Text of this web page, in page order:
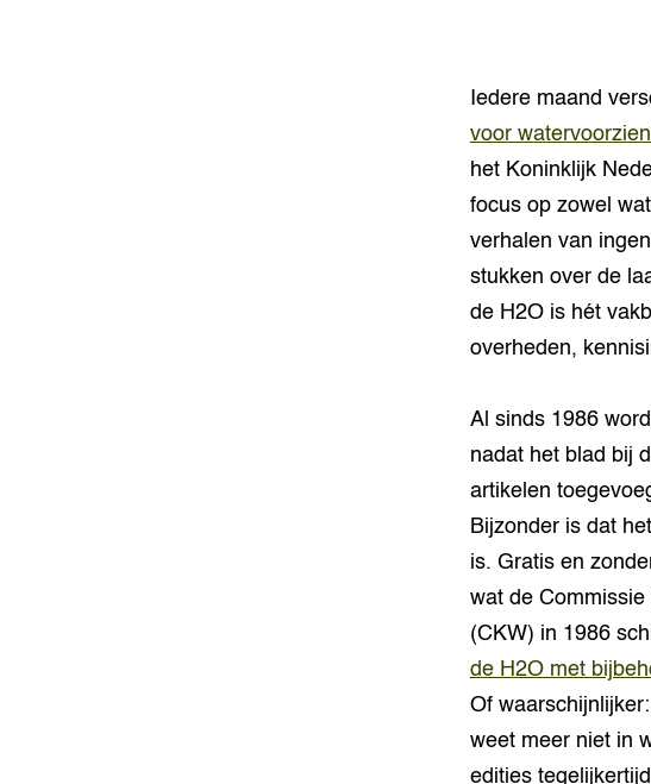
Iedere maand
voor
het Koninklijk
focus op zowel
verhalen van
stukken over de
de H2O is hét
overheden,
Al sinds 1986
nadat het blad bij
artikelen
Bijzonder is dat
is. Gratis en
wat de
(CKW) in 1986
de H2O met
Of
weet meer niet in
edities